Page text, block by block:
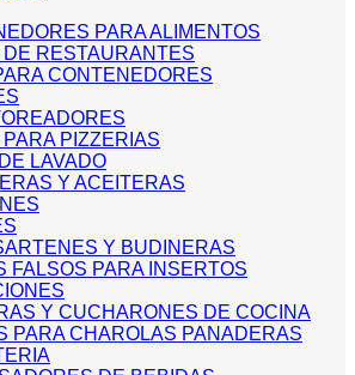
PARA ALIMENTOS
DE RESTAURANTES
CONTENEDORES
PARA PIZZERIAS
LAVADO
Y ACEITERAS
Y BUDINERAS
FALSOS PARA INSERTOS
Y CUCHARONES DE COCINA
PARA CHAROLAS PANADERAS